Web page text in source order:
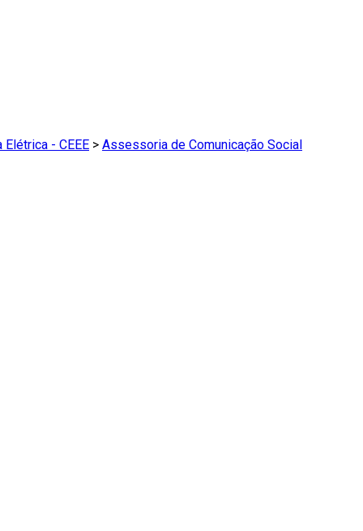
- CEEE > Assessoria de Comunicação Social